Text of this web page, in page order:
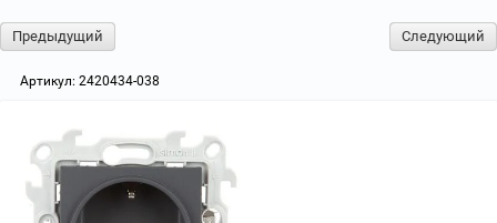
Предыдущий Следующий
Артикул: 2420434-038